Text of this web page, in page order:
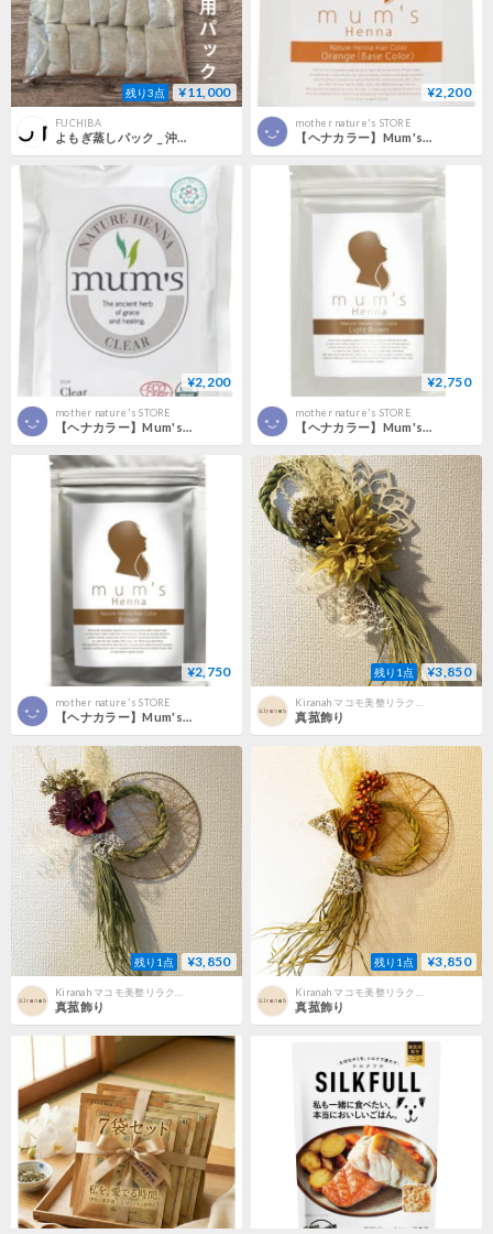
残り3点 ¥11,000
FŪCHIBĀ
よもぎ蒸しパック _ 沖縄県産 (20個入）｜大容量・完全無農薬・手摘み
¥2,200
mother nature's STORE
¥2,200
mother nature's STORE
【ヘナカラー】Mum's Henna ヘナクリア
¥2,750
mother nature's STORE
【ヘナカラー】Mum's Henna ライトブラウン
¥2,750
mother nature's STORE
【ヘナカラー】Mum's Henna ブラウン
残り1点 ¥3,850
真菰飾り
残り1点 ¥3,850
Kiranah マコモ美整リラクゼーションサロン
真菰飾り
残り1点 ¥3,850
Kiranah マコモ美整リラクゼーションサロン
真菰飾り